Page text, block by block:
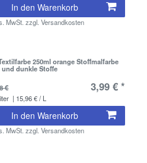
In den Warenkorb
MwSt. zzgl.Versandkosten
250ml orange Stoffmalfarbe
und dunkle Stoffe
€
3,99 € *
| 15,96 € / L
In den Warenkorb
MwSt. zzgl.Versandkosten